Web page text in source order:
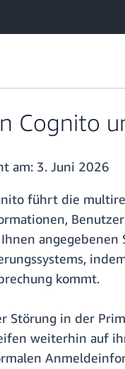
Cognito
am: 3. Juni 2026
führt die
angegebenen
kommt.
Störung in der
weiterhin auf